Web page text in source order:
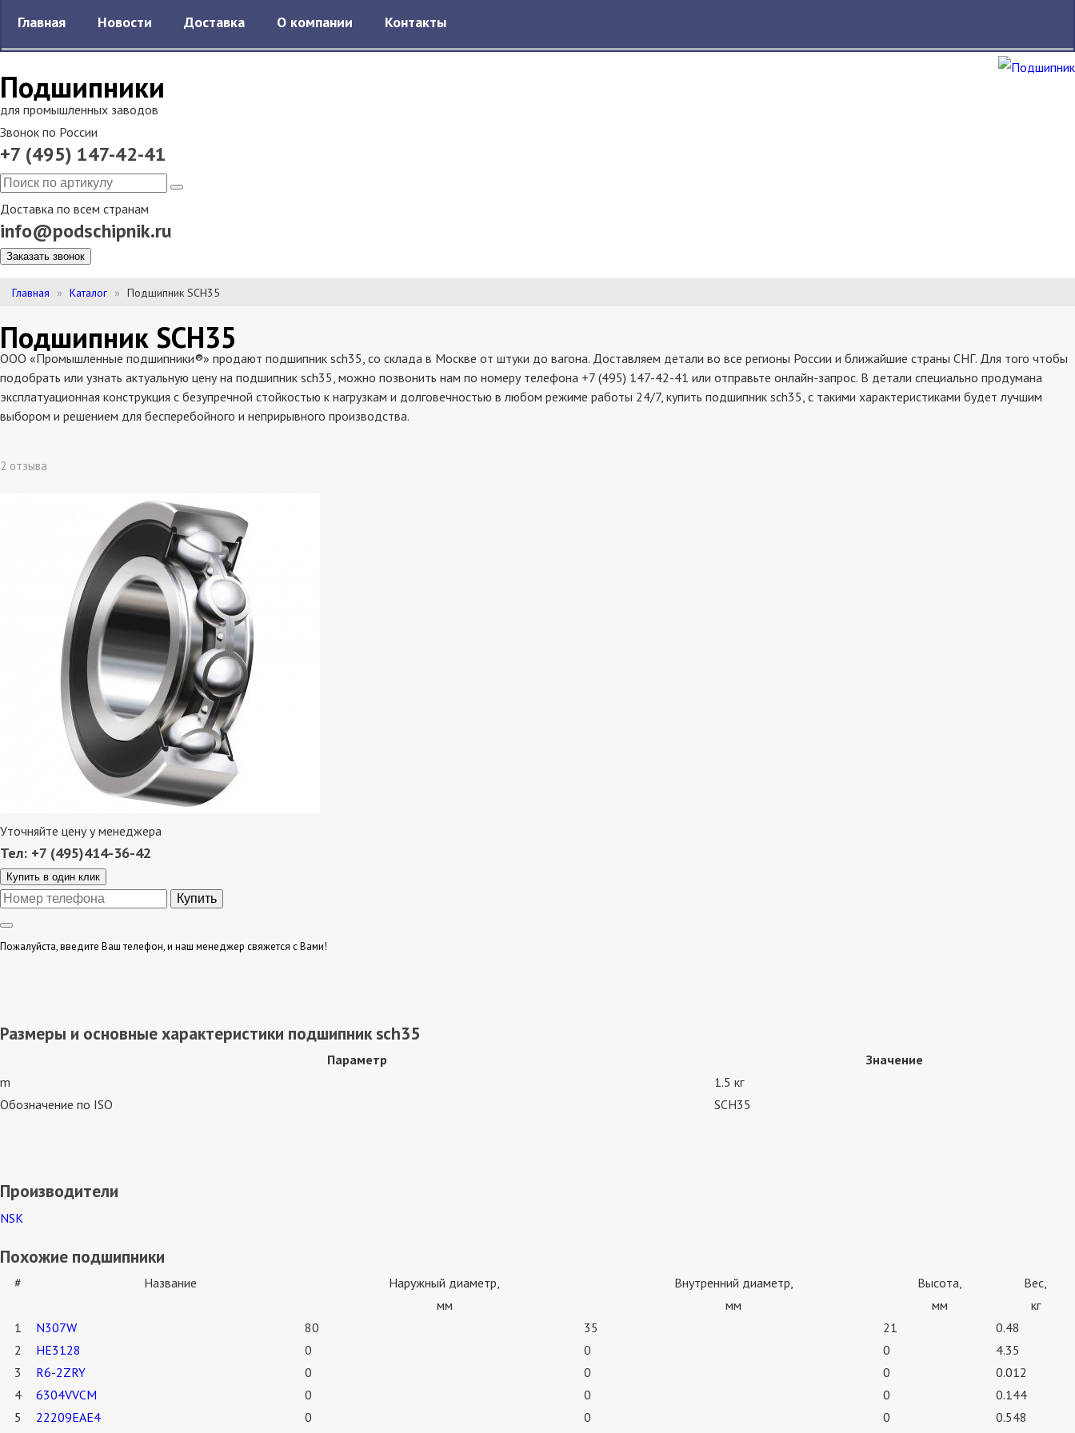
Подшипники
для промышленных заводов
Звонок по России
+7 (495) 147-42-41
Доставка по всем странам
info@podschipnik.ru
Заказать звонок
Главная Новости Доставка О компании Контакты
Главная Каталог Подшипник SCH35
Подшипник SCH35
ООО «Промышленные подшипники®» продают подшипник sch35, со склада в Москве от штуки до вагона. Доставляем детали во все регионы России и ближайшие страны СНГ. Для того чтобы
подобрать или узнать актуальную цену на подшипник sch35, можно позвонить нам по номеру телефона +7 (495) 147-42-41 или отправьте онлайн-запрос. В детали специально продумана
эксплатуационная конструкция с безупречной стойкостью к нагрузкам и долговечностью в любом режиме работы 24/7, купить подшипник sch35, с такими характеристиками будет лучшим
выбором и решением для бесперебойного и неприрывного производства.
2 отзыва
Уточняйте цену у менеджера
Тел: +7 (495)414-36-42
Купить в один клик
Пожалуйста, введите Ваш телефон, и наш менеджер свяжется с Вами!
Размеры и основные характеристики подшипник sch35
Параметр
Значение
m
1.5 кг
Обозначение по ISO
SCH35
Производители
NSK
Похожие подшипники
# Название
Наружный диаметр,
мм
Внутренний диаметр,
мм
Высота,
мм
Вес,
кг
1
N307W 80 35 21
0.48
2
HE3128 0 0 0
4.35
3
R6-2ZRY 0 0 0
0.012
4
6304VVCM 0 0 0
0.144
5
22209EAE4 0 0 0
0.548